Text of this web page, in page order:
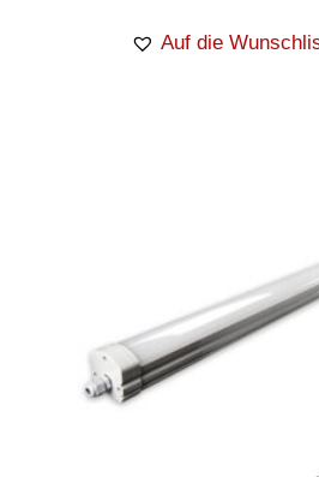
Auf die